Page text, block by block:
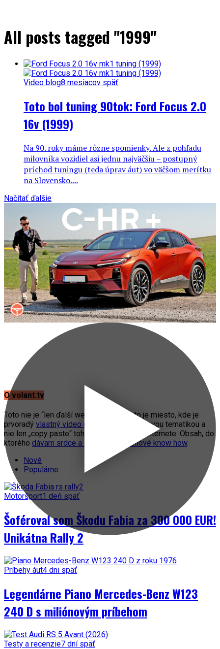
All posts tagged "1999"
Video blog8 mesiacov späť
Toto bol tuning 90tok: Ford Focus 2.0
16v (1999)
Na 90. roky máme rôzne spomienky. Ale z pohľadu
milovníka vozidiel asi jednu najväčšiu – postupný
príchod tuningu (teda úprav áut) vo väčšom merítku
na Slovensko....
Načítať ďalšie
O volant.tv
Toto nie je “len ďalší web o autách”. Toto je miesto, kde je
prvoradý vlastný video obsah
s automobilovou tematikou a
nie len „copy paste“ toho, čo práve fičí na internete. Obsah, do
ktorého dávam srdce a svoje automobilové know how.
Nové
Populárne
Motoršport1 deň späť
Šoféroval som Škodu Fabia za 300 000 EUR!
Unikátna Rally 2
Príbehy áut4 dni späť
Legendárne Piano Mercedes-Benz W123
240 D s miliónovým príbehom
Testy a recenzie7 dní späť